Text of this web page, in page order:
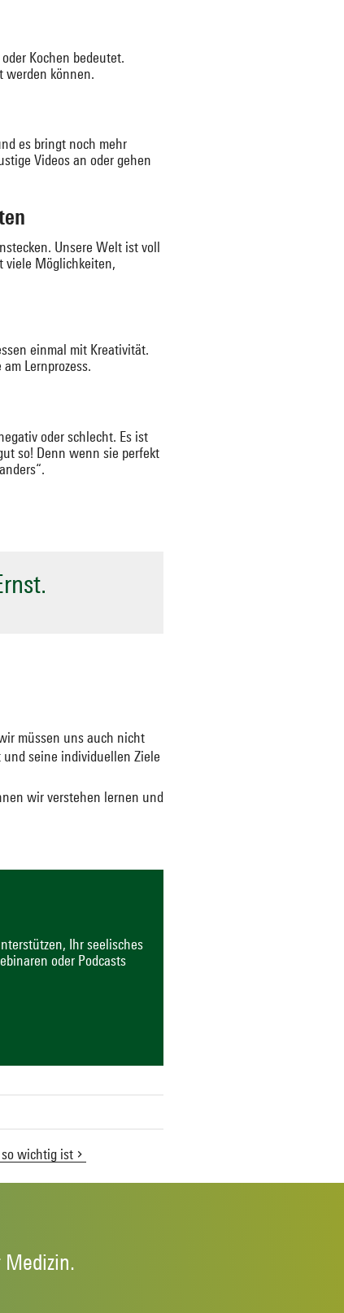
Kochen bedeutet.
werden können.
es bringt noch mehr
Videos an oder gehen
Unsere Welt ist voll
viele Möglichkeiten,
einmal mit Kreativität.
Lernprozess.
oder schlecht. Es ist
so! Denn wenn sie perfekt
müssen uns auch nicht
seine individuellen Ziele
wir verstehen lernen und
Ihr seelisches
oder Podcasts
wichtig ist
Medizin.